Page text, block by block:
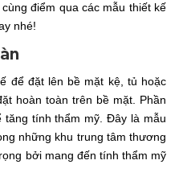
điểm qua các mẫu thiết kế
nhé!
để đặt lên bề mặt kệ, tủ hoặc
hoàn toàn trên bề mặt. Phần
tính thẩm mỹ. Đây là mẫu
những khu trung tâm thương
bởi mang đến tính thẩm mỹ